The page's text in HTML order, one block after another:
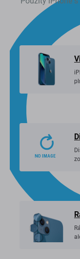
Použitý iPhone